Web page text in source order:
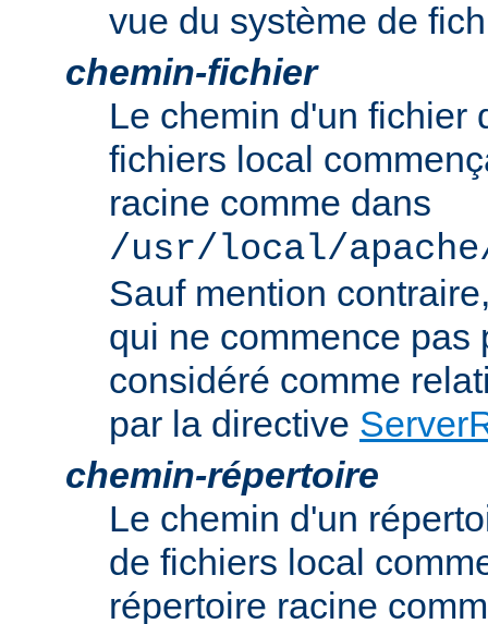
vue du système de
chemin-fichier
Le chemin d'un fichier
fichiers local
racine comme dans
/usr/local/
Sauf mention
qui ne commence pas
considéré comme
par la directive
chemin-répertoire
Le chemin d'un
de fichiers local
répertoire racine